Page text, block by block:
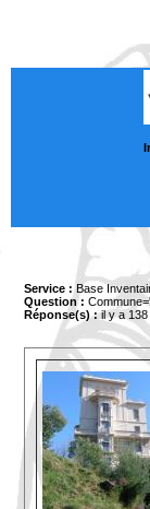
Service : Base
Question :
Réponse(s) :il y a 138